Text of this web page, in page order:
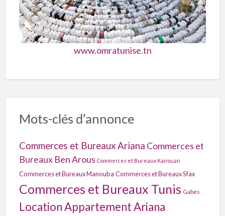
www.omratunise.tn
Mots-clés d’annonce
Commerces et Bureaux Ariana Commerces et
Bureaux Ben Arous Commerces et Bureaux Kairouan
Commerces et Bureaux Manouba Commerces et Bureaux Sfax
Commerces et Bureaux Tunis Gabes
Location Appartement Ariana